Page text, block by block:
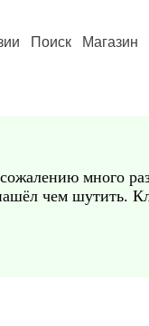
Поиск Магазин
много
чем шутить.